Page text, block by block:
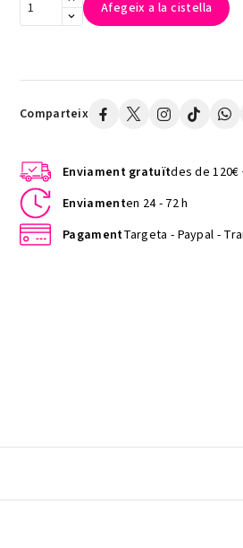
Afegeix a la cistella
Comparteix
Enviament gratuïtdes de 120€
Enviamenten 24 - 72 h
PagamentTargeta - Paypal -